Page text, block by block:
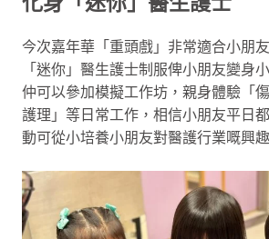
今次嘉年華「重頭戲」非常適合小朋
「迷你」醫生護士制服俾小朋友變身
仲可以參加模擬工作坊，親身體驗「
護理」等日常工作，相信小朋友平日
動可從小培養小朋友對醫護行業嘅興趣